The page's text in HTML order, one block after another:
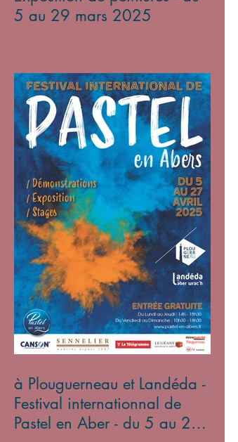
5 au 29 mars 2025
à Plouguerneau et Landéda -
Festival internationnal de
Pastel en Aber - du 5 au 27